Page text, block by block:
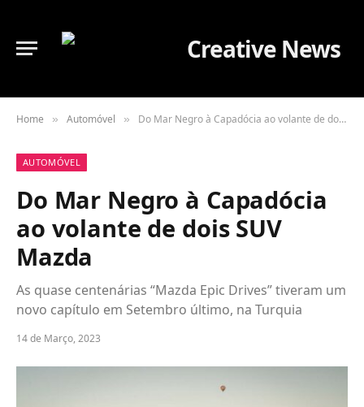
Home » Automóvel » Do Mar Negro à Capadócia ao volante de dois SUV Mazda
AUTOMÓVEL
Do Mar Negro à Capadócia
ao volante de dois SUV
Mazda
As quase centenárias “Mazda Epic Drives” tiveram um
novo capítulo em Setembro último, na Turquia
14 de Março, 2023